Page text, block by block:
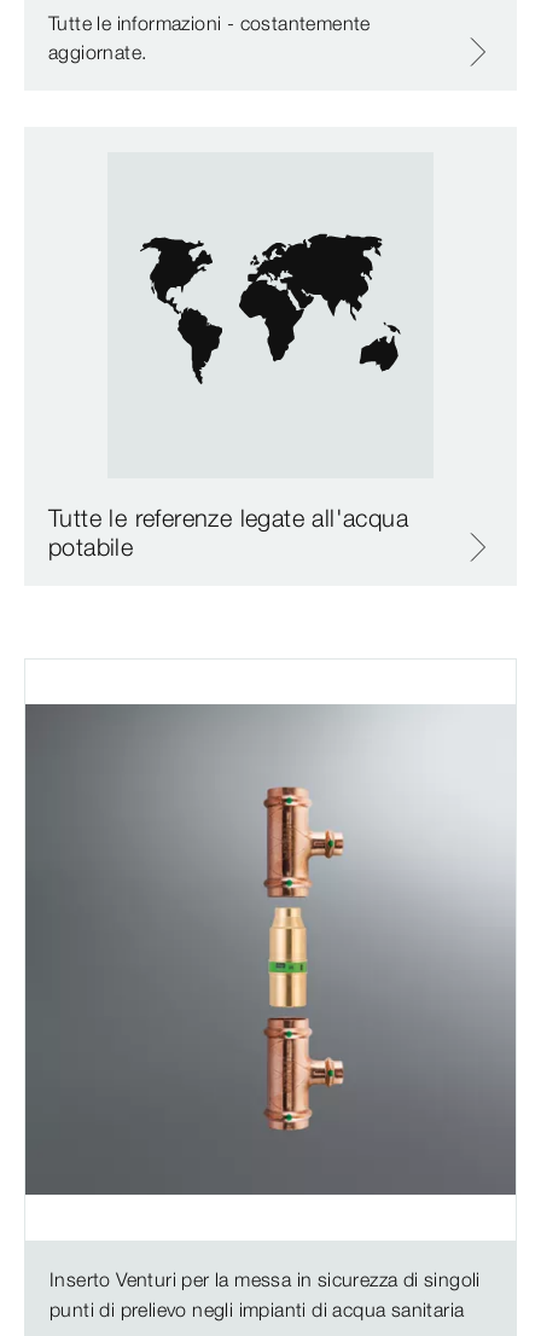
Tutte le informazioni - costantemente
aggiornate.
Tutte le referenze legate all'acqua
potabile
Inserto Venturi per la messa in sicurezza di singoli
punti di prelievo negli impianti di acqua sanitaria